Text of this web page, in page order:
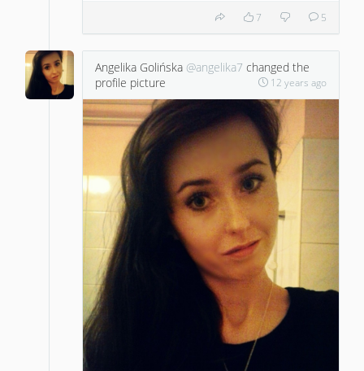
7 5
Angelika Golińska @angelika7 changed the
profile picture
12 years ago